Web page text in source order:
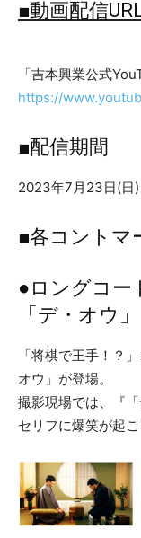
■動画配信
「吉本興業公式
https://
■配信期間
2023年7月23日(
■各コントマ
●ロングコー
「デ・オウ」
「将棋で王手！？
オウ」が登場。
撮影現場では、『
セリフに爆笑が起